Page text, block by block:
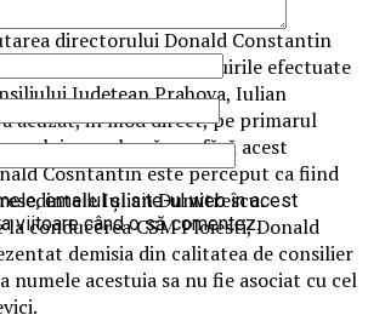
directorului Donald Constantin
(ca reactie la dezvaluirile efectuate
Județean Prahova, Iulian
acuzat, in mod direct, pe primarul
lui orașul a rămas fără acest
Cosntantin este perceput ca fiind
Iulian Dumitrescu.
conducerea CSM Ploiesti, Donald
demisia din calitatea de consilier
numele acestuia sa nu fie asociat cu cel
emailul și site-ul web în acest
viitoare când o să comentez.